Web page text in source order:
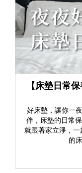
【床墊日常
好床墊，讓你一
伴，床墊的日常
就跟著家立淨，
的